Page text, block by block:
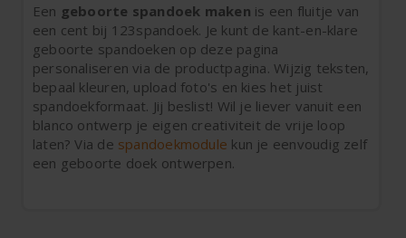
Een geboorte spandoek maken is een fluitje van
een cent bij 123spandoek. Je kunt de kant-en-klare
geboorte spandoeken op deze pagina
personaliseren via de productpagina. Wijzig teksten,
bepaal kleuren, upload foto's en kies het juist
spandoekformaat. Jij beslist! Wil je liever vanuit een
blanco ontwerp je eigen creativiteit de vrije loop
laten? Via de spandoekmodule kun je eenvoudig zelf
een geboorte doek ontwerpen.